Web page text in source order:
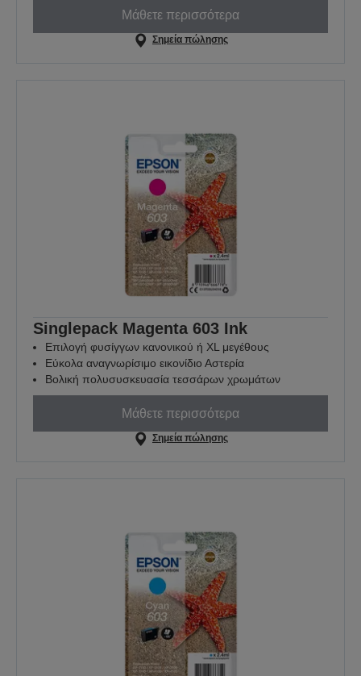
Μάθετε περισσότερα
Σημεία πώλησης
Singlepack Magenta 603 Ink
Επιλογή φυσίγγων κανονικού ή XL μεγέθους
Εύκολα αναγνωρίσιμο εικονίδιο Αστερία
Βολική πολυσυσκευασία τεσσάρων χρωμάτων
Μάθετε περισσότερα
Σημεία πώλησης